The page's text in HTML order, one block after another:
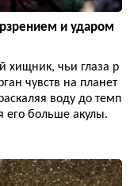
и ударом
хищник, чьи глаза р
чувств на планет
воду до темп
его больше акулы.